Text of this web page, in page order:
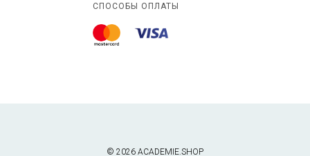
СПОСОБЫ ОПЛАТЫ
© 2026 ACADEMIE.SHOP